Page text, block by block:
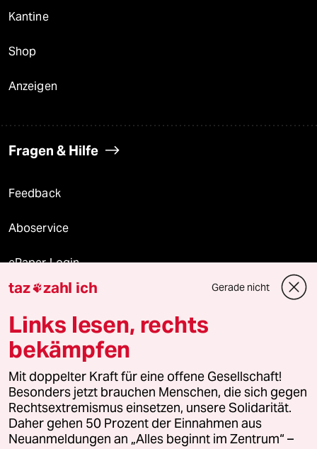
Kantine
Shop
Anzeigen
Fragen & Hilfe
Feedback
Aboservice
ePaper Login
Downloads für Abonnierende
© 2026 taz Verlags und Vertriebs GmbH
Alle Rechte vorbehalten. Bei rechtlichen Fragen oder für Genehmigungen
wenden Sie sich bitte an lizenzen@taz.de
Feedback Redaktionsstatut Kommune-Richtlinien
taz zahl ich Gerade nicht
Links lesen, rechts
bekämpfen
Mit doppelter Kraft für eine offene Gesellschaft!
Besonders jetzt brauchen Menschen, die sich gegen
Rechtsextremismus einsetzen, unsere Solidarität.
Daher gehen 50 Prozent der Einnahmen aus
Neuanmeldungen an „Alles beginnt im Zentrum“ –